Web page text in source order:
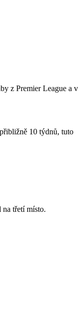
z Premier League a v
10 týdnů, tuto
na třetí místo.